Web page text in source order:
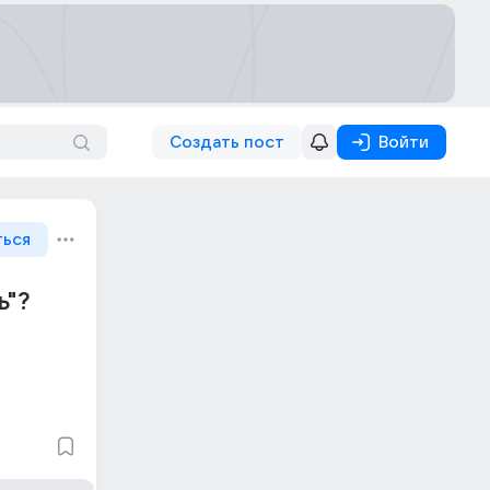
Создать пост Войти